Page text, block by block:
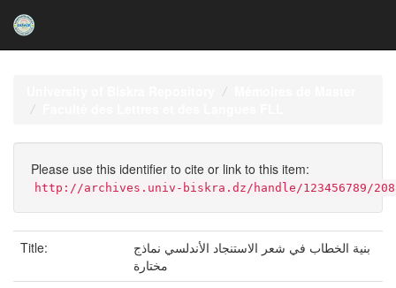
Please use this identifier to cite or link to this item:
http://archives.univ-biskra.dz/handle/123456789/
Title:
بنية الخطاب في شعر الاستنجاد الأندلسي نماذج
مختارة